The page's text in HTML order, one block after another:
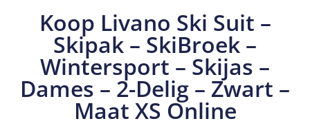
Koop Livano Ski Suit –
Skipak – SkiBroek –
Wintersport – Skijas –
Dames – 2-Delig – Zwart –
Maat XS Online